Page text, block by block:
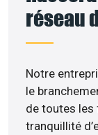
réseau
Notre
le
de toutes les
tranquillité